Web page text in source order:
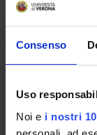
Consenso
Uso
Noi e i nostri
GOVERNANCE